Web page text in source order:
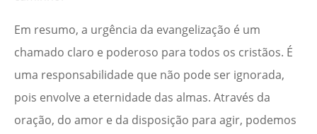
Em resumo, a urgência da evangelização é um
chamado claro e poderoso para todos os cristãos. É
uma responsabilidade que não pode ser ignorada,
pois envolve a eternidade das almas. Através da
oração, do amor e da disposição para agir, podemos